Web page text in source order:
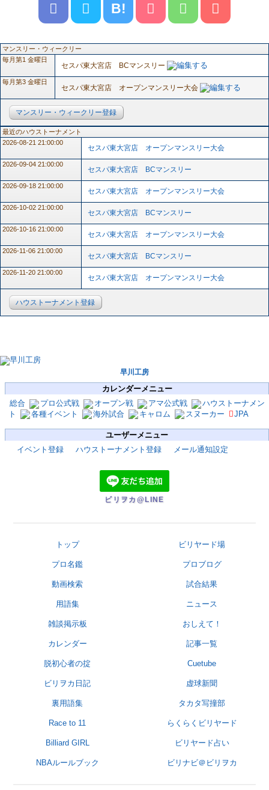
B!
マンスリー・ウィークリー
毎月第1 金曜日
セスパ東大宮店 BCマンスリー
毎月第3 金曜日
セスパ東大宮店 オープンマンスリー大会
マンスリー・ウィークリー登録
最近のハウストーナメント
2026-08-21 21:00:00
セスパ東大宮店 オープンマンスリー大会
2026-09-04 21:00:00
セスパ東大宮店 BCマンスリー
2026-09-18 21:00:00
セスパ東大宮店 オープンマンスリー大会
2026-10-02 21:00:00
セスパ東大宮店 BCマンスリー
2026-10-16 21:00:00
セスパ東大宮店 オープンマンスリー大会
2026-11-06 21:00:00
セスパ東大宮店 BCマンスリー
2026-11-20 21:00:00
セスパ東大宮店 オープンマンスリー大会
ハウストーナメント登録
早川工房
カレンダーメニュー
総合
プロ公式戦 オープン戦 アマ公式戦
ハウストーナメン
ト
各種イベント 海外試合 キャロム スヌーカー JPA
ユーザーメニュー
イベント登録
ハウストーナメント登録 メール通知設定
ビリヲカ@LINE
トップ ビリヤード場
プロ名鑑 プロブログ
動画検索 試合結果
用語集 ニュース
雑談掲示板 おしえて！
カレンダー 記事一覧
脱初心者の掟 Cuetube
ビリヲカ日記 虚球新聞
裏用語集 タカタ写撞部
Race to 11 らくらくビリヤード
Billiard GIRL ビリヤード占い
NBAルールブック ビリナビ＠ビリヲカ